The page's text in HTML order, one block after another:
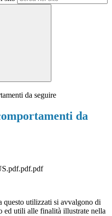
da seguire
da
questo utilizzati si avvalgono di
ed utili alle finalità illustrate nella